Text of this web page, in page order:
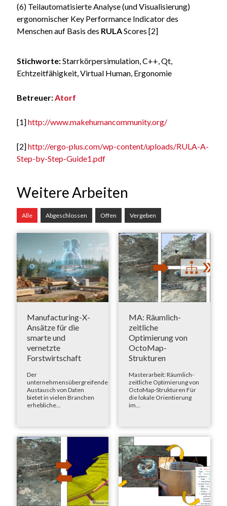
(6) Teilautomatisierte Analyse (und Visualisierung)
ergonomischer Key Performance Indicator des
Menschen auf Basis des RULAScores [2]
Stichworte:Starrkörpersimulation, C++, Qt,
Echtzeitfähigkeit, Virtual Human, Ergonomie
Betreuer:Atorf
[1]http://www.makehumancommunity.org/
[2]http://ergo-plus.com/wp-content/uploads/RULA-A-
Step-by-Step-Guide1.pdf
Weitere Arbeiten
Alle Abgeschlossen Offen Vergeben
Manufacturing-X-
Ansätze für die
smarte und
vernetzte
Forstwirtschaft
Der
unternehmensübergreifende
Austausch von Daten
bietet in vielen Branchen
erhebliche...
MA: Räumlich-
zeitliche
Optimierung von
OctoMap-
Strukturen
Masterarbeit: Räumlich-
zeitliche Optimierung von
OctoMap-Strukturen Für
die lokale Orientierung
im...